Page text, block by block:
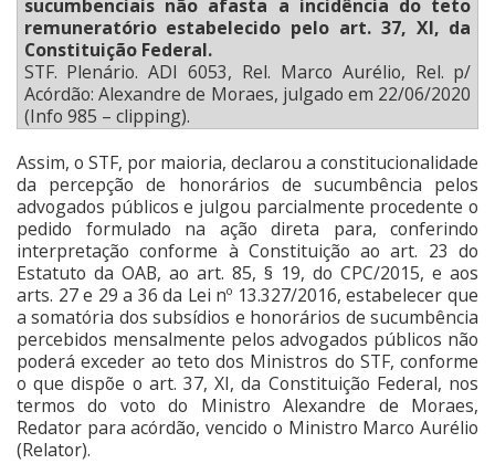
sucumbenciais não afasta a incidência do teto
remuneratório estabelecido pelo art. 37, XI, da
Constituição Federal.
STF. Plenário. ADI 6053, Rel. Marco Aurélio, Rel. p/
Acórdão: Alexandre de Moraes, julgado em 22/06/2020
(Info 985 – clipping).
Assim, o STF, por maioria, declarou a constitucionalidade
da percepção de honorários de sucumbência pelos
advogados públicos e julgou parcialmente procedente o
pedido formulado na ação direta para, conferindo
interpretação conforme à Constituição ao art. 23 do
Estatuto da OAB, ao art. 85, § 19, do CPC/2015, e aos
arts. 27 e 29 a 36 da Lei nº 13.327/2016, estabelecer que
a somatória dos subsídios e honorários de sucumbência
percebidos mensalmente pelos advogados públicos não
poderá exceder ao teto dos Ministros do STF, conforme
o que dispõe o art. 37, XI, da Constituição Federal, nos
termos do voto do Ministro Alexandre de Moraes,
Redator para acórdão, vencido o Ministro Marco Aurélio
(Relator).